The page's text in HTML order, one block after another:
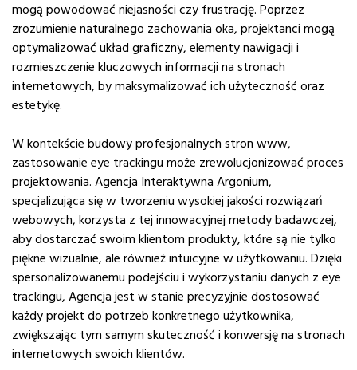
mogą powodować niejasności czy frustrację. Poprzez
zrozumienie naturalnego zachowania oka, projektanci mogą
optymalizować układ graficzny, elementy nawigacji i
rozmieszczenie kluczowych informacji na stronach
internetowych, by maksymalizować ich użyteczność oraz
estetykę.
W kontekście budowy profesjonalnych stron www,
zastosowanie eye trackingu może zrewolucjonizować proces
projektowania. Agencja Interaktywna Argonium,
specjalizująca się w tworzeniu wysokiej jakości rozwiązań
webowych, korzysta z tej innowacyjnej metody badawczej,
aby dostarczać swoim klientom produkty, które są nie tylko
piękne wizualnie, ale również intuicyjne w użytkowaniu. Dzięki
spersonalizowanemu podejściu i wykorzystaniu danych z eye
trackingu, Agencja jest w stanie precyzyjnie dostosować
każdy projekt do potrzeb konkretnego użytkownika,
zwiększając tym samym skuteczność i konwersję na stronach
internetowych swoich klientów.